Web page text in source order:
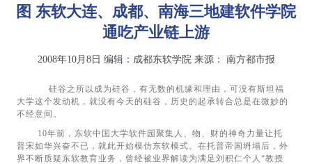
图 东软大连、成都、南海三地建软件学院
通吃产业链上游
2008年10月8日 编辑：成都东软学院 来源： 南方都市报
硅谷之所以成为硅谷，有无数的机缘和理由，可没有斯坦福
大学这个发动机，就没有今天的硅谷，历史的起承转合总是在微妙的
不经意间。
10年前，东软中国大学软件园聚集人、物、财的神奇力量让托
普宋如华兴奋不已，就此开始模仿东软模式。在托普帝国坍塌后，外
界不断质疑东软教育业务，曾经被业界解读为满足刘积仁个人“教授